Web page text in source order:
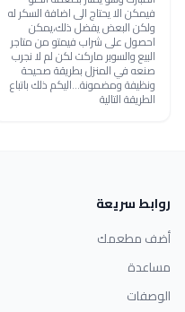
فيمكن الا يحتاج الى اضافة السكر له
ولكن البعض يفضل ذلك،يمكن
احصول على شراب فيمتو من متاجر
البيع والسوبر ماركت لكن لم لا نجرب
صنعه في المنزل بطريقة صحيحة
ونظيفة ومضمونة...اليكم ذلك باتباع
الطريقة التالية
روابط سريعة
أضف مطعمك
مساعدة
الوصفات